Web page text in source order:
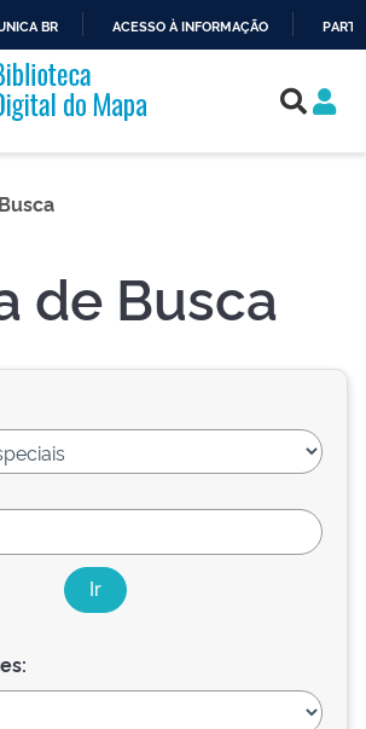
O
CONTEÚDO
BR ACESSO À INFORMAÇÃO
de Busca